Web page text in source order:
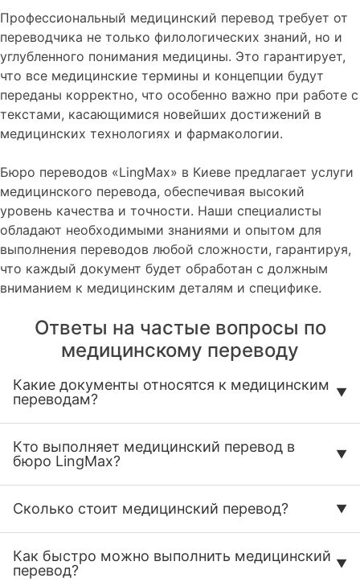
Профессиональный медицинский перевод требует от
переводчика не только филологических знаний, но и
углубленного понимания медицины. Это гарантирует,
что все медицинские термины и концепции будут
переданы корректно, что особенно важно при работе с
текстами, касающимися новейших достижений в
медицинских технологиях и фармакологии.
Бюро переводов «LingMax» в Киеве предлагает услуги
медицинского перевода, обеспечивая высокий
уровень качества и точности. Наши специалисты
обладают необходимыми знаниями и опытом для
выполнения переводов любой сложности, гарантируя,
что каждый документ будет обработан с должным
вниманием к медицинским деталям и специфике.
Ответы на частые вопросы по
медицинскому переводу
Какие документы относятся к медицинским
переводам?
Кто выполняет медицинский перевод в
бюро LingMax?
Сколько стоит медицинский перевод?
Как быстро можно выполнить медицинский
перевод?